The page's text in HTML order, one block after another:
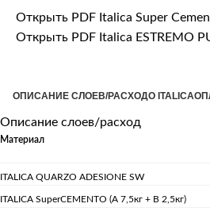
Открыть PDF Italica Super
Открыть PDF Italica ESTREMO
ОПИСАНИЕ СЛОЕВ/РАСХОДО ITALICA
Описание слоев/расход
Материал
ITALICA QUARZO ADESIONE SW
ITALICA SuperCEMENTO (А 7,5кг + B 2,5кг)